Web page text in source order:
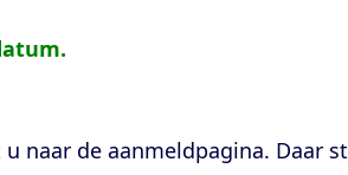
naar de aanmeldpagina. Daar